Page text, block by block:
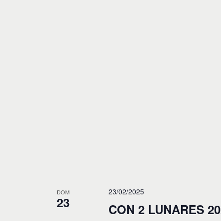
DOM
23
23/02/2025
CON 2 LUNARES